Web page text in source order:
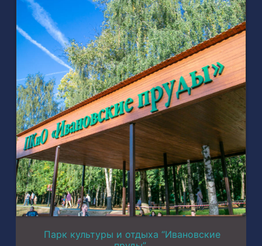
Парк культуры и отдыха “Ивановские